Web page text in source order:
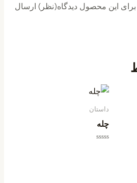
برای این محصول دیدگاه(نظر) ارسال
داستان
چله